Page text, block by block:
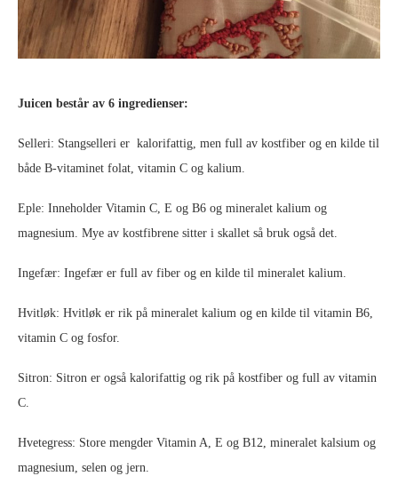
Juicen består av 6 ingredienser:
Selleri: Stangselleri er kalorifattig, men full av kostfiber og en kilde til
både B-vitaminet folat, vitamin C og kalium.
Eple: Inneholder Vitamin C, E og B6 og mineralet kalium og
magnesium. Mye av kostfibrene sitter i skallet så bruk også det.
Ingefær: Ingefær er full av fiber og en kilde til mineralet kalium.
Hvitløk: Hvitløk er rik på mineralet kalium og en kilde til vitamin B6,
vitamin C og fosfor.
Sitron: Sitron er også kalorifattig og rik på kostfiber og full av vitamin
C.
Hvetegress: Store mengder Vitamin A, E og B12, mineralet kalsium og
magnesium, selen og jern.